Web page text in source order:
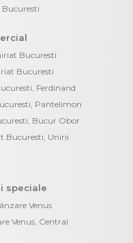
Bucuresti
Bucuresti
Bucuresti
Ferdinand
Pantelimon
Bucur Obor
Bucuresti, Unirii
speciale
Venus
Venus, Central